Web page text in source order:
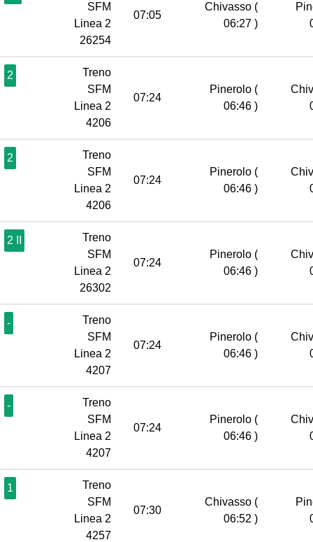
SFM
Linea 2
26254
07:05
Chivasso (
06:27 )
2
Treno
SFM
Linea 2
4206
07:24
Pinerolo (
06:46 )
2
Treno
SFM
Linea 2
4206
07:24
Pinerolo (
06:46 )
2 II
Treno
SFM
Linea 2
26302
07:24
Pinerolo (
06:46 )
-
Treno
SFM
Linea 2
4207
07:24
Pinerolo (
06:46 )
-
Treno
SFM
Linea 2
4207
07:24
Pinerolo (
06:46 )
1
Treno
SFM
Linea 2
4257
07:30
Chivasso (
06:52 )